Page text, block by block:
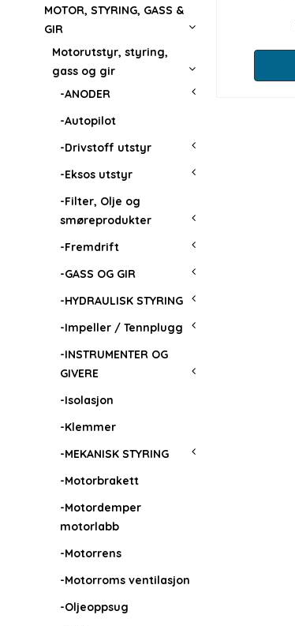
MOTOR, STYRING, GASS &
GIR
Motorutstyr, styring,
gass og gir
-ANODER
-Autopilot
-Drivstoff utstyr
-Eksos utstyr
-Filter, Olje og
smøreprodukter
-Fremdrift
-GASS OG GIR
-HYDRAULISK STYRING
-Impeller / Tennplugg
-INSTRUMENTER OG
GIVERE
-Isolasjon
-Klemmer
-MEKANISK STYRING
-Motorbrakett
-Motordemper
motorlabb
-Motorrens
-Motorroms ventilasjon
-Oljeoppsug